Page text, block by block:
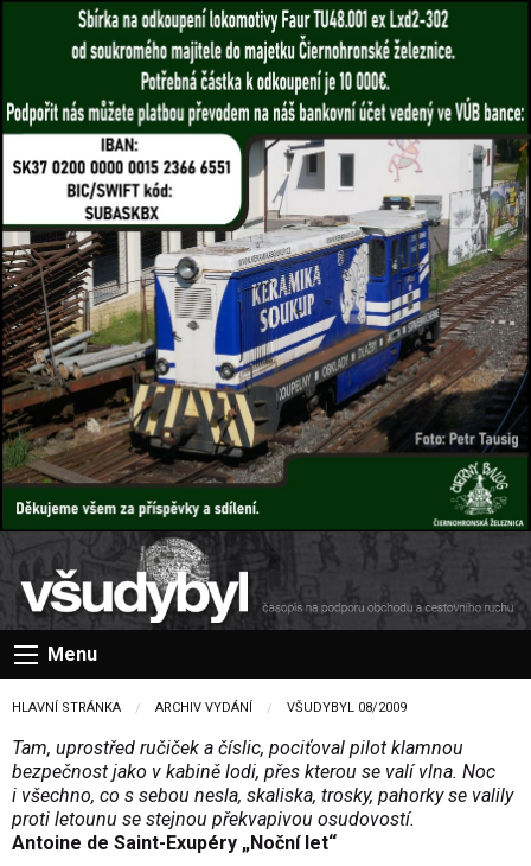
Menu
HLAVNÍ STRÁNKA ARCHIV VYDÁNÍ VŠUDYBYL 08/2009
Tam, uprostřed ručiček a číslic, pociťoval pilot klamnou
bezpečnost jako v kabině lodi, přes kterou se valí vlna. Noc
i všechno, co s sebou nesla, skaliska, trosky, pahorky se valily
proti letounu se stejnou překvapivou osudovostí.
Antoine de Saint-Exupéry „Noční let“